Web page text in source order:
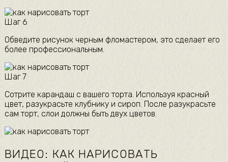
Шаг 6
Обведите рисунок черным фломастером, это сделает его
более профессиональным.
Шаг 7
Сотрите карандаш с вашего торта. Используя красный
цвет, разукрасьте клубнику и сироп. После разукрасьте
сам торт, слои должны быть двух цветов.
ВИДЕО: КАК НАРИСОВАТЬ